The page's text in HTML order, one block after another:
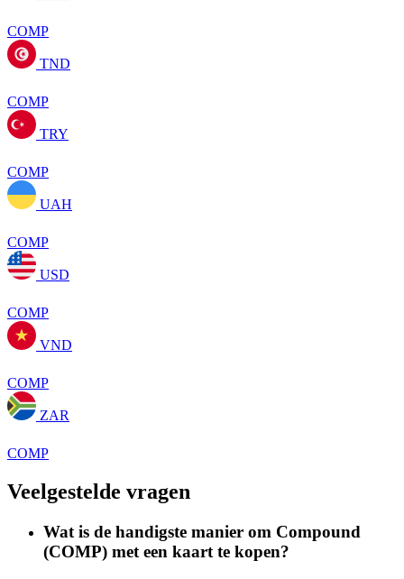
COMP
TND
COMP
TRY
COMP
UAH
COMP
USD
COMP
VND
COMP
ZAR
COMP
Veelgestelde vragen
Wat is de handigste manier om Compound
(COMP) met een kaart te kopen?